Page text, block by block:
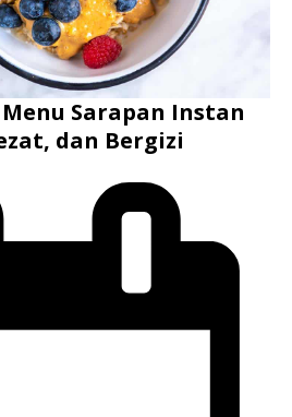
Sarapan Instan
dan Bergizi